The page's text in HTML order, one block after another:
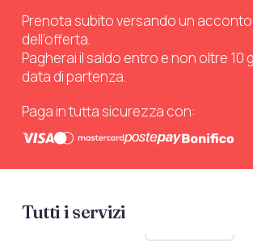
Prenota subito versando un
dell’offerta.
Pagherai il saldo entro e non oltre 10
data di partenza.
Paga in tutta sicurezza con:
Tutti i servizi